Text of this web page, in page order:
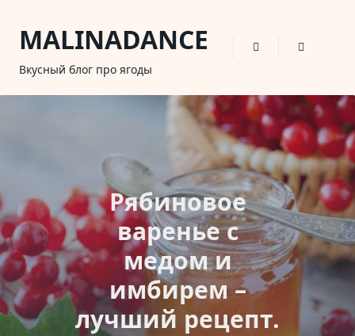
content
MALINADANCE
Вкусный блог про ягоды
Рябиновое
варенье с
медом и
имбирем –
лучший рецепт.